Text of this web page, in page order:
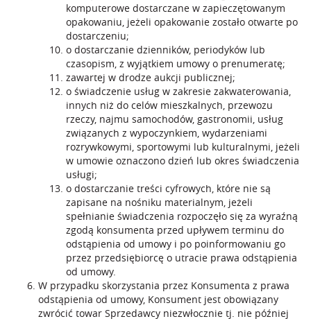
komputerowe dostarczane w zapieczętowanym
opakowaniu, jeżeli opakowanie zostało otwarte po
dostarczeniu;
o dostarczanie dzienników, periodyków lub
czasopism, z wyjątkiem umowy o prenumeratę;
zawartej w drodze aukcji publicznej;
o świadczenie usług w zakresie zakwaterowania,
innych niż do celów mieszkalnych, przewozu
rzeczy, najmu samochodów, gastronomii, usług
związanych z wypoczynkiem, wydarzeniami
rozrywkowymi, sportowymi lub kulturalnymi, jeżeli
w umowie oznaczono dzień lub okres świadczenia
usługi;
o dostarczanie treści cyfrowych, które nie są
zapisane na nośniku materialnym, jeżeli
spełnianie świadczenia rozpoczęło się za wyraźną
zgodą konsumenta przed upływem terminu do
odstąpienia od umowy i po poinformowaniu go
przez przedsiębiorcę o utracie prawa odstąpienia
od umowy.
W przypadku skorzystania przez Konsumenta z prawa
odstąpienia od umowy, Konsument jest obowiązany
zwrócić towar Sprzedawcy niezwłocznie tj. nie później